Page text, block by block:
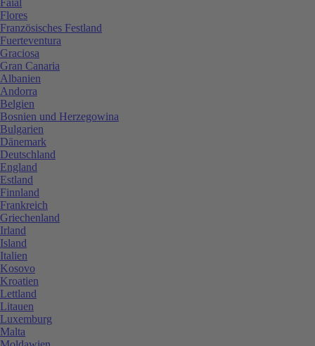
Flores
Französisches Festland
Fuerteventura
Graciosa
Gran Canaria
Albanien
Andorra
Belgien
Bosnien und Herzegowina
Bulgarien
Dänemark
Deutschland
England
Estland
Finnland
Frankreich
Griechenland
Irland
Island
Italien
Kosovo
Kroatien
Lettland
Litauen
Luxemburg
Malta